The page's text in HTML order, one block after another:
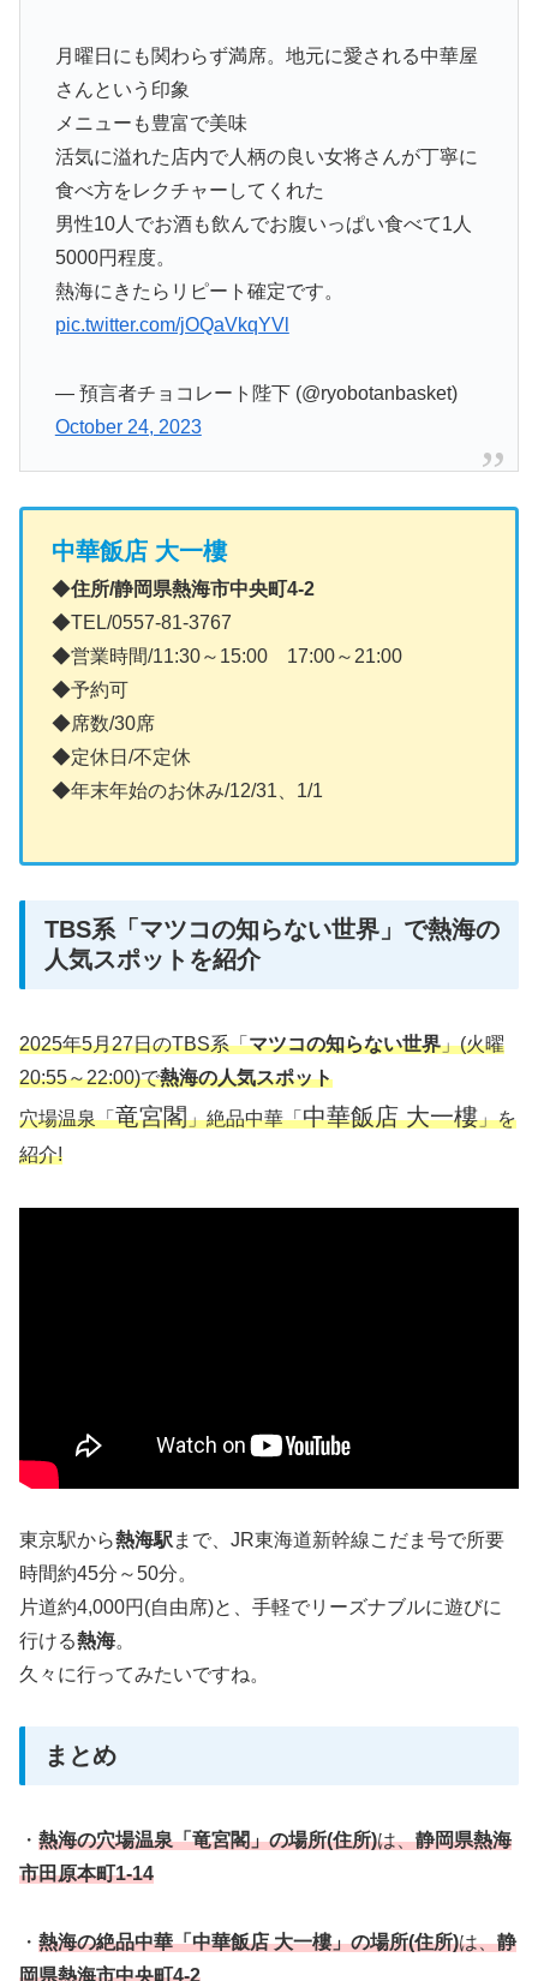
月曜日にも関わらず満席。地元に愛される中華屋
さんという印象
メニューも豊富で美味
活気に溢れた店内で人柄の良い女将さんが丁寧に
食べ方をレクチャーしてくれた
男性10人でお酒も飲んでお腹いっぱい食べて1人
5000円程度。
熱海にきたらリピート確定です。
pic.twitter.com/jOQaVkqYVl
— 預言者チョコレート陛下 (@ryobotanbasket)
October 24, 2023
中華飯店 大一樓
◆住所/静岡県熱海市中央町4-2
◆TEL/0557-81-3767
◆営業時間/11:30～15:00 17:00～21:00
◆予約可
◆席数/30席
◆定休日/不定休
◆年末年始のお休み/12/31、1/1
TBS系「マツコの知らない世界」で熱海の
人気スポットを紹介
2025年5月27日のTBS系「マツコの知らない世界」(火曜
20:55～22:00)で熱海の人気スポット
穴場温泉「竜宮閣」絶品中華「中華飯店 大一樓」を
紹介!
東京駅から熱海駅 まで、JR東海道新幹線こだま号で所要
時間約45分～50分。
片道約4,000円(自由席)と、手軽でリーズナブルに遊びに
行ける熱海。
久々に行ってみたいですね。
まとめ
・ 熱海の穴場温泉「竜宮閣」の場所(住所)は、静岡県熱海
市田原本町1-14
・ 熱海の絶品中華「中華飯店 大一樓」の場所(住所)は、静
岡県熱海市中央町4-2